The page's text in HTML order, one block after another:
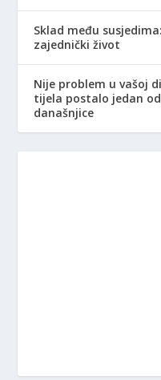
Sklad među
zajednički život
Nije problem u vašoj
tijela postalo jedan
današnjice